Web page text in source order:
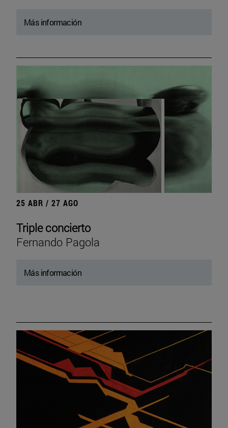
Más información
25 ABR / 27 AGO
Triple concierto
Fernando Pagola
Más información